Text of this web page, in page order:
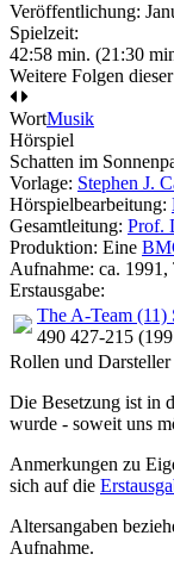
Veröffentlichung:
Spielzeit:
42:58 min. (21:30
Weitere Folgen
WortMusik
Hörspiel
Schatten im
Vorlage: Stephen J.
Hörspielbearbeitung:
Gesamtleitung: Prof.
Produktion: Eine
Aufnahme: ca.
Erstausgabe:
The A-Team (11)
490 427-215
Rollen und Darsteller
Die Besetzung ist in
wurde - soweit uns
Anmerkungen zu
sich auf die
Altersangaben
Aufnahme.